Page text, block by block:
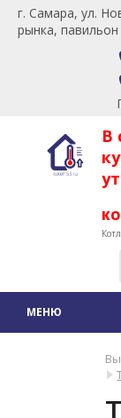
г. Самара, ул.
рынка,
В